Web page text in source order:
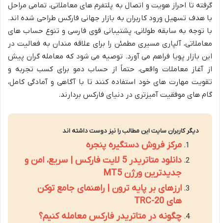
گرفته تا احراز هویت و اتصال به پلتفرم های معاملاتی، تمامی مراحل
با هدف تسهیل ورود کاربران به بازار جهانی فارکس طراحی شده اند.
با توجه به سابقه طولانی، پشتیبانی قوی فارسی و تنوع حساب های
معاملاتی، آلپاری مسیری مطمئن را برای علاقه مندان به فعالیت در
این بازار پویا فراهم می آورد. توصیه می شود که معامله گران پیش
از آغاز معاملات واقعی، حتماً از حساب دمو برای کسب تجربه و
تقویت مهارت های خود استفاده کنند تا با آگاهی و آمادگی کامل،
گام های موفقیت آمیزتری در دنیای فارکس بردارند.
دیگر کاربران سایت این مطالب را نیز دوست داشته اند
مرکز فروش دستگیره پنجره
دانلود متاتریدر 5 لایت فارکس | سریع، امن و
جدیدترین ورژن MT5
ارزهای بر پایه ترون | راهنمای جامع توکن
های TRC-20
چگونه در متاتریدر فارکس معامله کنیم؟